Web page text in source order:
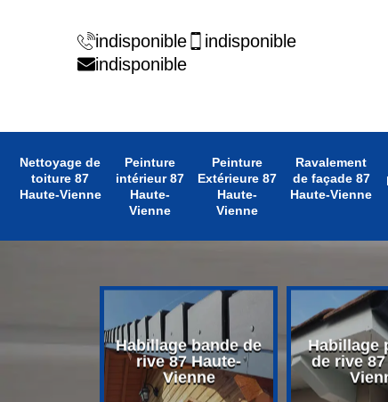
indisponible
indisponible
indisponible
Nettoyage de
toiture 87
Haute-Vienne
Peinture
intérieur 87
Haute-
Vienne
Peinture
Extérieure 87
Haute-
Vienne
Ravalement
de façade 87
Haute-Vienne
Habillage bande de
rive 87 Haute-
Vienne
Habillage
de rive